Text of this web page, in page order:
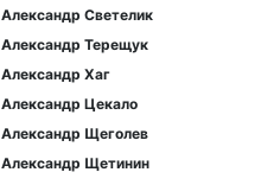
Александр Светелик
Александр Терещук
Александр Хаг
Александр Цекало
Александр Щеголев
Александр Щетинин